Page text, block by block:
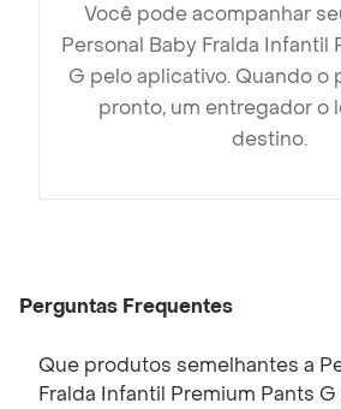
Você pode acompanhar
Personal Baby Fralda Infantil
G pelo aplicativo. Quando o
pronto, um entregador o
destino.
Perguntas Frequentes
Que produtos semelhantes a
Fralda Infantil Premium Pants